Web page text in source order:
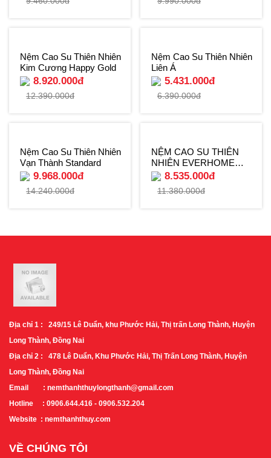
Nệm Cao Su Thiên Nhiên
Kim Cương Happy Gold
8.920.000đ
12.390.000đ
Nệm Cao Su Thiên Nhiên
Liên Á
5.431.000đ
6.390.000đ
Nệm Cao Su Thiên Nhiên
Vạn Thành Standard
9.968.000đ
14.240.000đ
NỆM CAO SU THIÊN
NHIÊN EVERHOME
DELUXE
8.535.000đ
11.380.000đ
Địa chỉ 1 : 249/15 Lê Duẩn, khu Phước Hải, Thị trấn Long Thành, Huyện
Long Thành, Đồng Nai
Địa chỉ 2 : 478 Lê Duẩn, Khu Phước Hải, Thị Trấn Long Thành, Huyện
Long Thành, Đồng Nai
Email : nemthanhthuylongthanh@gmail.com
Hotline : 0906.644.416 - 0906.532.204
Website : nemthanhthuy.com
VỀ CHÚNG TÔI